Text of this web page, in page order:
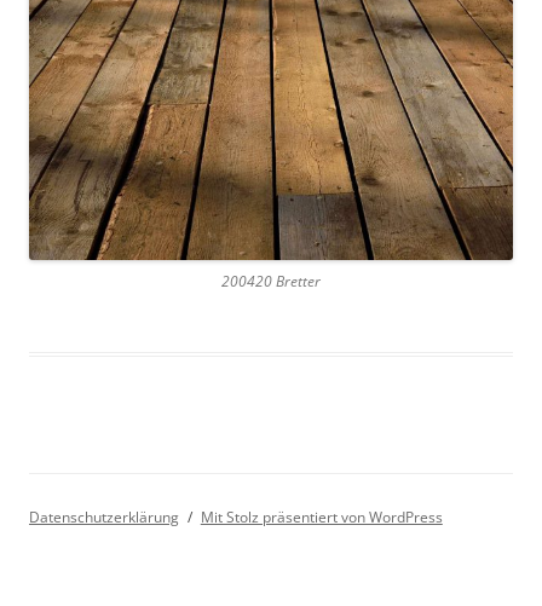
200420 Bretter
Datenschutzerklärung Mit Stolz präsentiert von WordPress